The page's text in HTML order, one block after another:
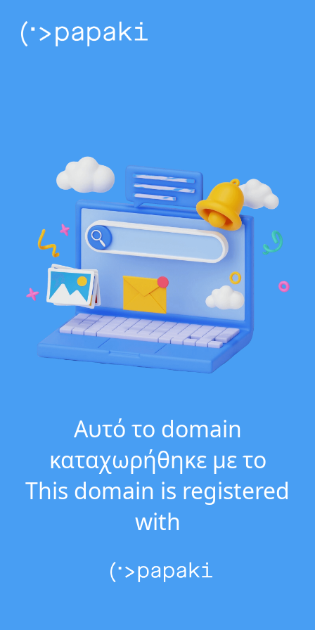
Αυτό το domain
καταχωρήθηκε με το
This domain is registered
with